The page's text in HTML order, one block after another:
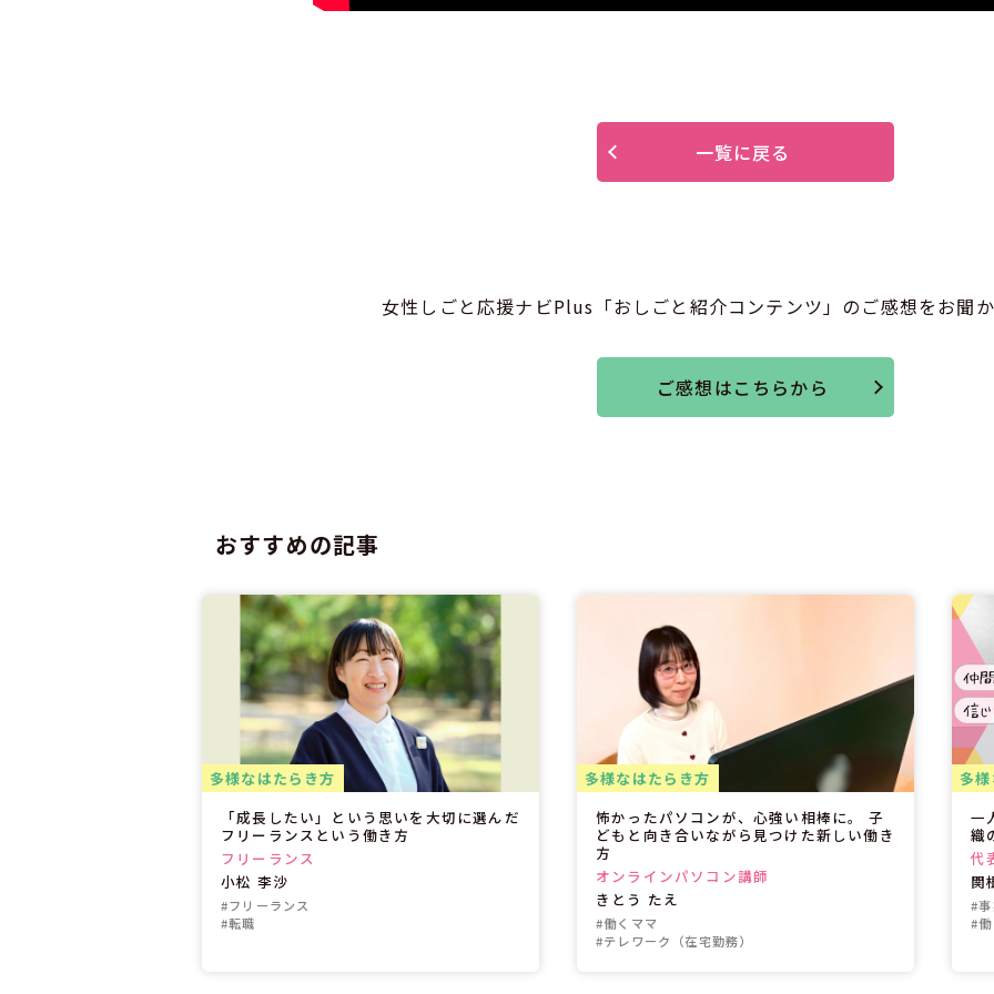
一覧に戻る
女性しごと応援ナビPlus「おしごと紹介コンテンツ」のご感想をお聞か
ご感想はこちらから
おすすめの記事
多様なはたらき方
「成長したい」という思いを大切に選んだ
フリーランスという働き方
フリーランス
小松 李沙
#フリーランス
#転職
多様なはたらき方
怖かったパソコンが、心強い相棒に。 子
どもと向き合いながら見つけた新しい働き
方
オンラインパソコン講師
きとう たえ
#働くママ
#テレワーク（在宅勤務）
多
一
織
代
関
#
#